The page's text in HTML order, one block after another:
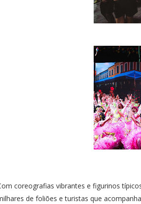
coreografias vibrantes e figurinos
de foliões e turistas que